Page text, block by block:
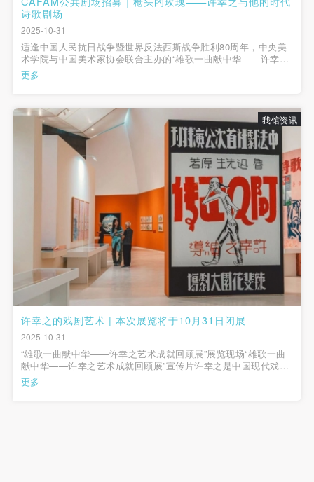
诗歌剧场
2025-10-31
适逢中国人民抗日战争暨世界反法西斯战争胜利80周年，中央美
术学院与中国美术家协会联合主办的“雄歌一曲献中华——许幸之
艺术成就回顾展”在中央美术学院美术馆开幕。此次展览展出了
400余件作品及文献，从电影、绘画、文学、戏剧、艺术理论等多
更多
我馆资讯
许幸之的戏剧艺术 | 本次展览将于10月31日闭展
2025-10-31
“雄歌一曲献中华——许幸之艺术成就回顾展”展览现场“雄歌一曲
献中华——许幸之艺术成就回顾展”宣传片许幸之是中国现代戏剧
发展历程中不可忽视的重要人物。他出身于美术科班，却在戏
剧、电影、美术、诗歌等多个领域皆有建树，展现出跨媒介的艺
更多